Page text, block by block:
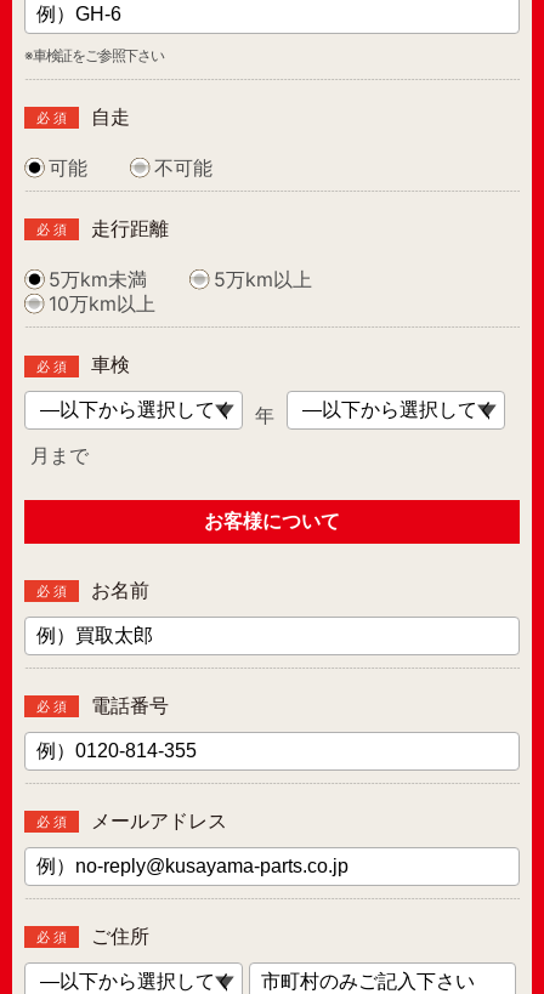
※車検証をご参照下さい
必 須 自走
可能 不可能
必 須 走行距離
5万km未満
5万km以上
10万km以上
必 須 車検
年
月まで
お客様について
必 須 お名前
必 須 電話番号
必 須 メールアドレス
必 須 ご住所